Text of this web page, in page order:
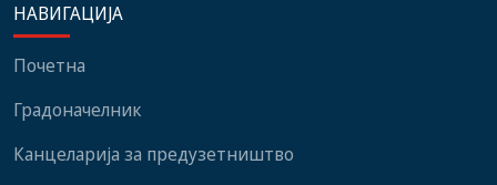
НАВИГАЦИЈА
Почетна
Градоначелник
Канцеларија за предузетништво